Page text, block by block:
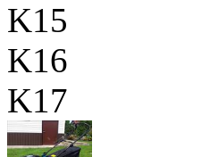
K15
K16
K17